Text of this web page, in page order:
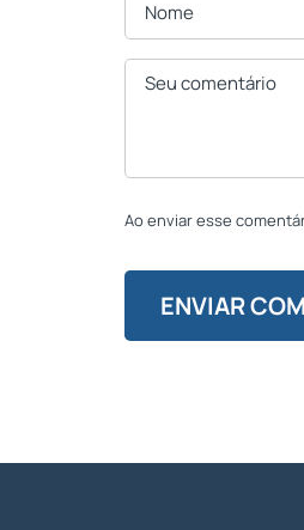
Ao enviar esse